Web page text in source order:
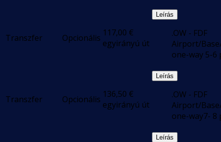
Transzfer Opcionális 117,00 €
egyirányú út
Leírás
.OW - FDF
Airport/
one-way 5-6
Transzfer Opcionális 136,50 €
egyirányú út
Leírás
.OW - FDF
Airport/
one-way7- 8
Leírás